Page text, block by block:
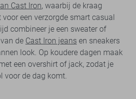
Cast Iron, waarbij de kraag
een verzorgde smart casual
combineer je een sweater of
de Cast Iron jeans en sneakers
look. Op koudere dagen maak
een overshirt of jack, zodat je
voor de dag komt.